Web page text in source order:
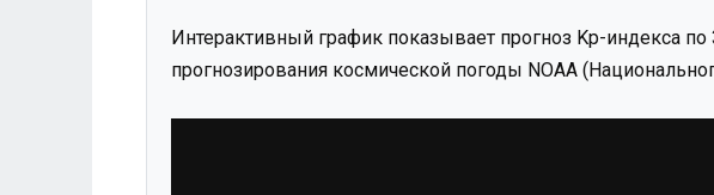
Интерактивный график показывает прогноз Kp-индекса
прогнозирования космической погоды NOAA